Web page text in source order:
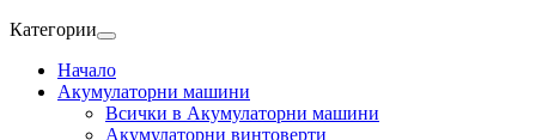
Категории
Начало
Акумулаторни машини
Всички в Акумулаторни машини
Акумулаторни винтоверти